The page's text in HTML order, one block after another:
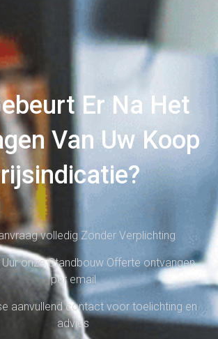
Er Na Het
Van Uw Koop
volledig Zonder Verplichting
Uur onze Standbouw Offerte ontvangen
per email
aanvullend contact voor toelichting en
advies